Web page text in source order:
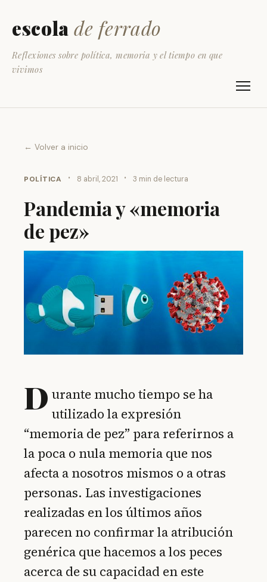
escola de ferrado
Reflexiones sobre política, memoria y el tiempo en que
vivimos
← Volver a inicio
POLÍTICA · 8 abril, 2021 · 3 min de lectura
Pandemia y «memoria
de pez»
D urante mucho tiempo se ha
utilizado la expresión
“memoria de pez” para referirnos a
la poca o nula memoria que nos
afecta a nosotros mismos o a otras
personas. Las investigaciones
realizadas en los últimos años
parecen no confirmar la atribución
genérica que hacemos a los peces
acerca de su capacidad en este